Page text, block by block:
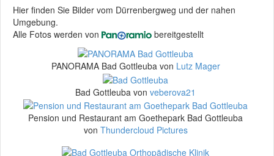
Hier finden Sie Bilder vom Dürrenbergweg und der nahen
Umgebung.
Alle Fotos werden von
bereitgestellt
PANORAMA Bad Gottleuba von Lutz Mager
Bad Gottleuba von veberova21
Pension und Restaurant am Goethepark Bad Gottleuba
von Thundercloud Pictures